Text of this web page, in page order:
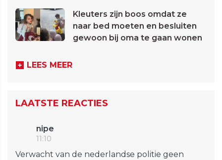
Kleuters zijn boos omdat ze
naar bed moeten en besluiten
gewoon bij oma te gaan wonen
LEES MEER
LAATSTE REACTIES
nipe
11:10
Verwacht van de nederlandse politie geen